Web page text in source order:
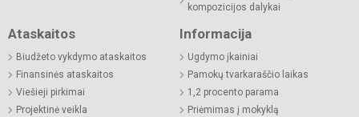
kompozicijos dalykai
Ataskaitos
Biudžeto vykdymo ataskaitos
Finansinės ataskaitos
Viešieji pirkimai
Projektinė veikla
Informacija
Ugdymo įkainiai
Pamokų tvarkaraščio laikas
1,2 procento parama
Priėmimas į mokyklą